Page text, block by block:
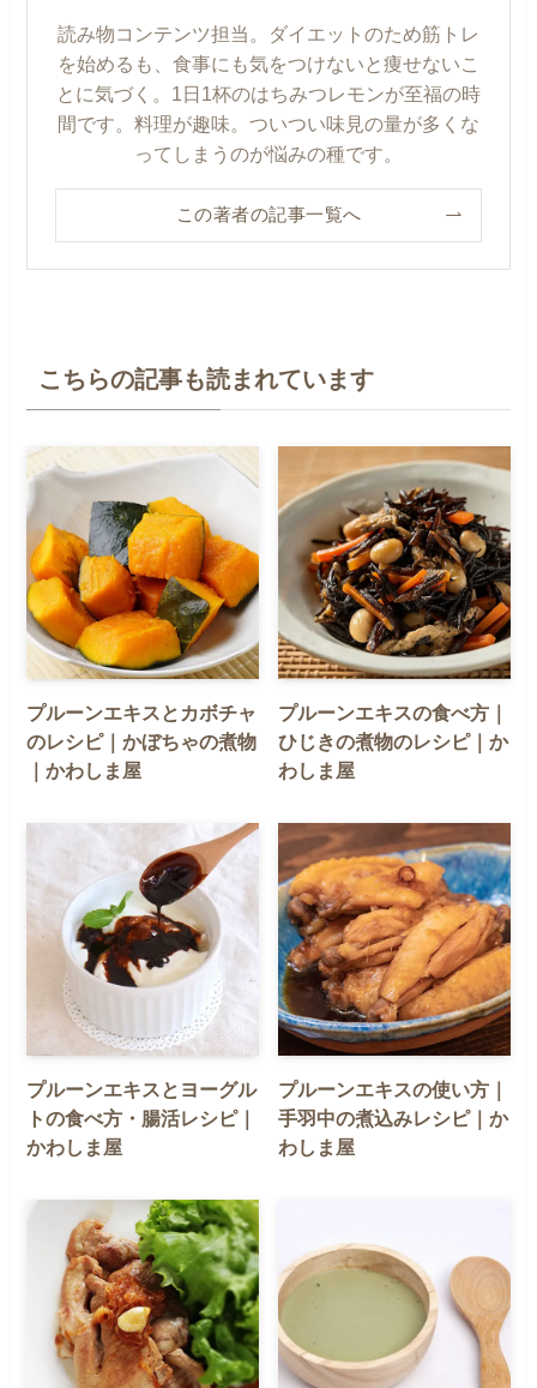
読み物コンテンツ担当。ダイエットのため筋トレ
を始めるも、食事にも気をつけないと痩せないこ
とに気づく。1日1杯のはちみつレモンが至福の時
間です。料理が趣味。ついつい味見の量が多くな
ってしまうのが悩みの種です。
この著者の記事一覧へ
こちらの記事も読まれています
プルーンエキスとカボチャ
のレシピ｜かぼちゃの煮物
｜かわしま屋
プルーンエキスの食べ方｜
ひじきの煮物のレシピ｜か
わしま屋
プルーンエキスとヨーグル
トの食べ方・腸活レシピ｜
かわしま屋
プルーンエキスの使い方｜
手羽中の煮込みレシピ｜か
わしま屋